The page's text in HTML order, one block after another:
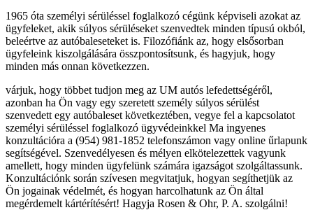
1965 óta személyi sérüléssel foglalkozó cégünk képviseli azokat az
ügyfeleket, akik súlyos sérüléseket szenvedtek minden típusú okból,
beleértve az autóbaleseteket is. Filozófiánk az, hogy elsősorban
ügyfeleink kiszolgálására összpontosítsunk, és hagyjuk, hogy
minden más onnan következzen.
várjuk, hogy többet tudjon meg az UM autós lefedettségéről,
azonban ha Ön vagy egy szeretett személy súlyos sérülést
szenvedett egy autóbaleset következtében, vegye fel a kapcsolatot
személyi sérüléssel foglalkozó ügyvédeinkkel Ma ingyenes
konzultációra a (954) 981-1852 telefonszámon vagy online űrlapunk
segítségével. Szenvedélyesen és mélyen elkötelezettek vagyunk
amellett, hogy minden ügyfelünk számára igazságot szolgáltassunk.
Konzultációnk során szívesen megvitatjuk, hogyan segíthetjük az
Ön jogainak védelmét, és hogyan harcolhatunk az Ön által
megérdemelt kártérítésért! Hagyja Rosen & Ohr, P. A. szolgálni!